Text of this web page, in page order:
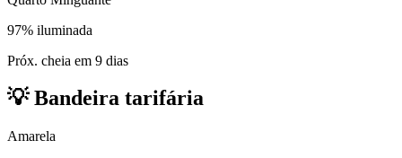
97% iluminada
Próx. cheia em 9 dias
💡Bandeira tarifária
Amarela